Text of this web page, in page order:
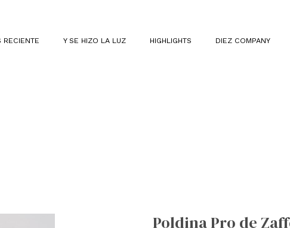
RECIENTE Y SE HIZO LA LUZ HIGHLIGHTS DIEZ COMPANY
Poldina Pro de
de